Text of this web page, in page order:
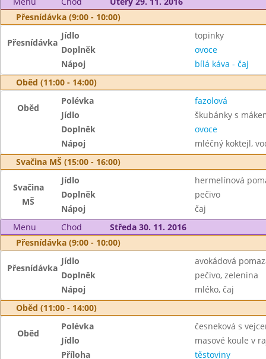
Přesnídávka (9:00 - 10:00)
Přesnídávka
Jídlo
topinky
Doplněk
ovoce
Nápoj
bílá káva - čaj
Oběd (11:00 - 14:00)
Oběd
Polévka
fazolová
Jídlo
škubánky s
Doplněk
ovoce
Nápoj
mléčný koktejl,
Svačina MŠ (15:00 - 16:00)
Svačina
MŠ
Jídlo
hermelínová
Doplněk
pečivo
Nápoj
čaj
Menu
Chod
Středa 30. 11. 2016
Přesnídávka (9:00 - 10:00)
Přesnídávka
Jídlo
avokádová
Doplněk
pečivo, zelenina
Nápoj
mléko, čaj
Oběd (11:00 - 14:00)
Oběd
Polévka
česneková s
Jídlo
masové koule v
Příloha
těstoviny